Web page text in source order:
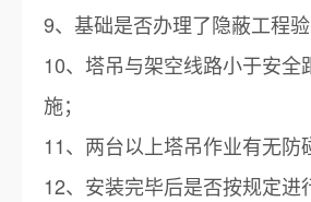
9、基础是否办理了隐蔽工程验
10、塔吊与架空线路小于安全
施；
11、两台以上塔吊作业有无防
12、安装完毕后是否按规定进